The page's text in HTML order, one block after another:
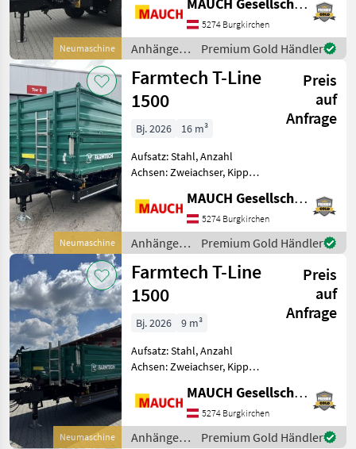
Neumaschine
Bremse: Druckluftbremse,
Sattelstützwinde Farmtech
T-Line 1100S Ausstattung:
Sonderlacki
5274 Burgkirchen
Anhänger /
Farmtech
Premium Gold Händler
Neumaschine
Farmtech T-Line
1500
Preis
auf
Anfrage
Bj. 2026
16 m³
Aufsatz: Stahl, Anzahl
Achsen: Zweiachser, Kipper-
Bremse: Druckluftbremse,
Automatische Rückwand,
Sattelstützwinde
Ausstattung: - Sonderlackie
MAUCH Gesellschaft m.b.H. & Co.KG
5274 Burgkirchen
Anhänger /
Farmtech
Premium Gold Händler
Neumaschine
Farmtech T-Line
1500
Preis
auf
Anfrage
Bj. 2026
9 m³
Aufsatz: Stahl, Anzahl
Achsen: Zweiachser, Kipper-
Bremse: Druckluftbremse,
Sattelstützwinde,
Automatische Rückwand
Farmtech T-Line 1500 Auss
MAUCH Gesellschaft m.b.H. & Co.KG
5274 Burgkirchen
Anhänger /
Premium Gold Händler